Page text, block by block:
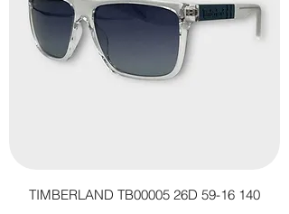
TIMBERLAND TB00005 26D 59-16 140